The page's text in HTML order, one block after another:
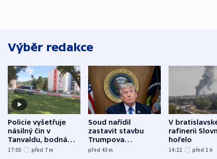
Výběr redakce
Policie vyšetřuje
násilný čin v
Tanvaldu, bodná
zranění při něm
17:03 před 7 m
Soud nařídil
zastavit stavbu
Trumpova
tanečního sálu
před 43m
V
rafinerii
hořelo
14:22 před 1 h